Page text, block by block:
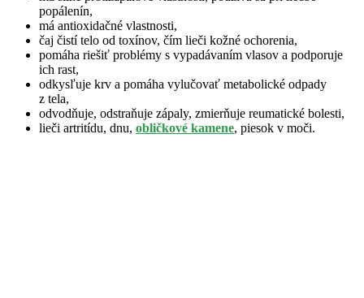
popálenín,
má antioxidačné vlastnosti,
čaj čistí telo od toxínov, čím lieči kožné ochorenia,
pomáha riešiť problémy s vypadávaním vlasov a podporuje
ich rast,
odkysľuje krv a pomáha vylučovať metabolické odpady
z tela,
odvodňuje, odstraňuje zápaly, zmierňuje reumatické bolesti,
lieči artritídu, dnu, obličkové kamene, piesok v moči.